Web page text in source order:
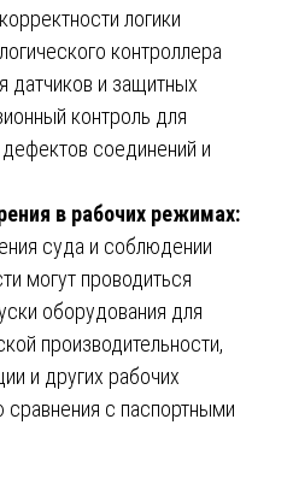
логики
контроллера
датчиков и защитных
контроль для
соединений и
в рабочих режимах:
суда и соблюдении
могут проводиться
оборудования для
производительности,
и других рабочих
с паспортными